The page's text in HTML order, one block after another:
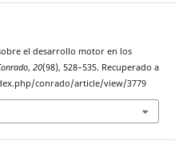
el desarrollo motor en los
, 20(98), 528–535. Recuperado a
conrado/article/view/3779